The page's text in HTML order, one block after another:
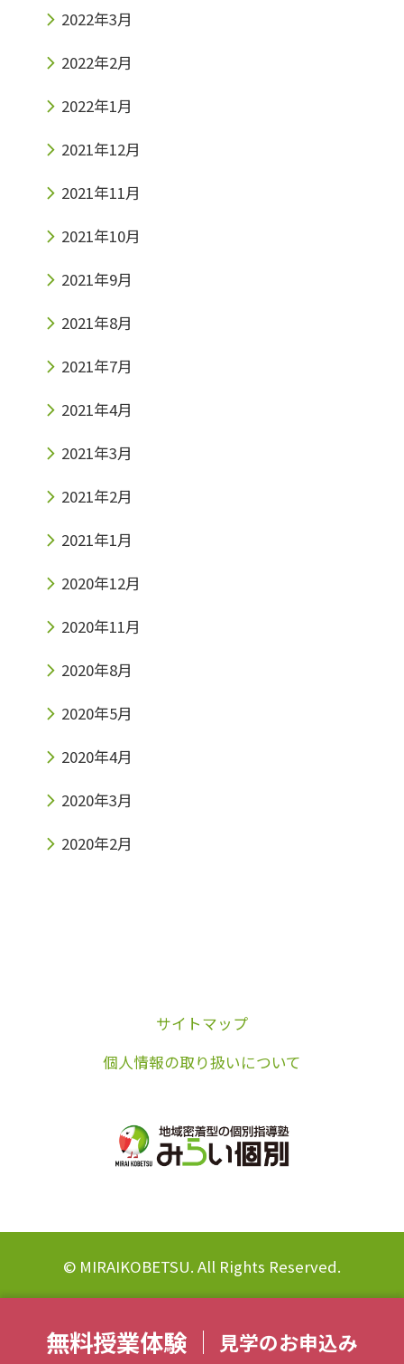
2022年3月
2022年2月
2022年1月
2021年12月
2021年11月
2021年10月
2021年9月
2021年8月
2021年7月
2021年4月
2021年3月
2021年2月
2021年1月
2020年12月
2020年11月
2020年8月
2020年5月
2020年4月
2020年3月
2020年2月
無料授業体験 見学のお申込み
サイトマップ
個人情報の取り扱いについて
© MIRAIKOBETSU. All Rights Reserved.